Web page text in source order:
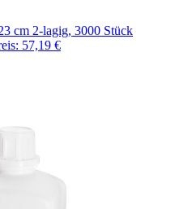
cm 2-lagig, 3000 Stück
57,19 €